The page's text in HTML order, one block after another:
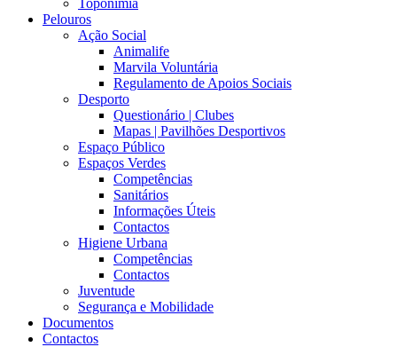
Pelouros
Ação Social
Animalife
Marvila Voluntária
Regulamento de Apoios Sociais
Desporto
Questionário | Clubes
Mapas | Pavilhões Desportivos
Espaço Público
Espaços Verdes
Competências
Sanitários
Informações Úteis
Contactos
Higiene Urbana
Competências
Contactos
Juventude
Segurança e Mobilidade
Documentos
Contactos